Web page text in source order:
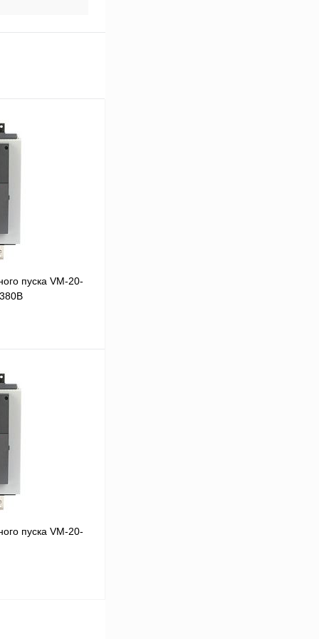
пуска VM-20-
корзину
пуска VM-20-